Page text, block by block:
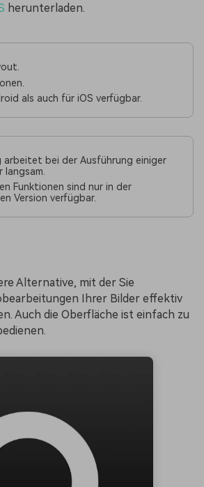
herunterladen.
als auch für iOS verfügbar.
arbeitet bei der Ausführung einiger
langsam.
Funktionen sind nur in der
Version verfügbar.
Alternative, mit der Sie
Ihrer Bilder effektiv
Auch die Oberfläche ist einfach zu